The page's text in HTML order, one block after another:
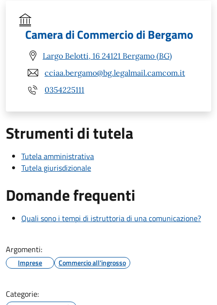
Camera di Commercio di Bergamo
Largo Belotti, 16 24121 Bergamo (BG)
cciaa.bergamo@bg.legalmail.camcom.it
0354225111
Strumenti di tutela
Tutela amministrativa
Tutela giurisdizionale
Domande frequenti
Quali sono i tempi di istruttoria di una comunicazione?
Argomenti:
Imprese Commercio all'ingrosso
Categorie: